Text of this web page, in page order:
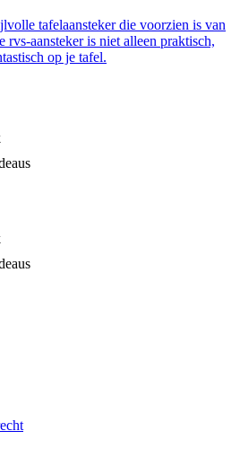
tafelaansteker die voorzien is van
rvs-aansteker is niet alleen praktisch,
op je tafel.